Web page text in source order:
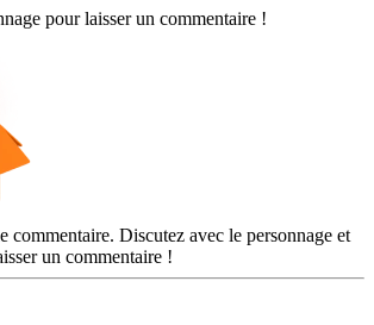
pour laisser un commentaire !
commentaire. Discutez avec le personnage et
un commentaire !